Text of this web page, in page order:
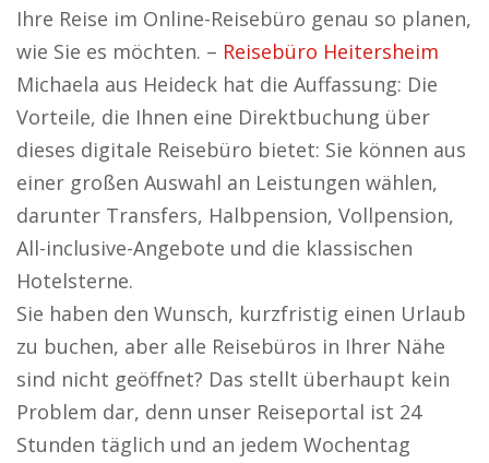
Ihre Reise im Online-Reisebüro genau so planen,
wie Sie es möchten. – Reisebüro Heitersheim
Michaela aus Heideck hat die Auffassung: Die
Vorteile, die Ihnen eine Direktbuchung über
dieses digitale Reisebüro bietet: Sie können aus
einer großen Auswahl an Leistungen wählen,
darunter Transfers, Halbpension, Vollpension,
All-inclusive-Angebote und die klassischen
Hotelsterne.
Sie haben den Wunsch, kurzfristig einen Urlaub
zu buchen, aber alle Reisebüros in Ihrer Nähe
sind nicht geöffnet? Das stellt überhaupt kein
Problem dar, denn unser Reiseportal ist 24
Stunden täglich und an jedem Wochentag